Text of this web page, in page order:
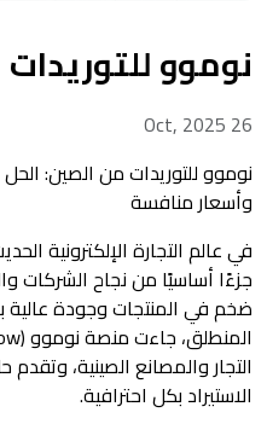
نوموو للتوريدات
26 Oct, 2025
نوموو للتوريدات من الصين:
وأسعار منافسة
في عالم التجارة الإلكترونية
جزءًا أساسيًا من نجاح الشركات
ضخم في المنتجات وجودة عالية
التجار والمصانع الصينية،
الاستيراد بكل احترافية.